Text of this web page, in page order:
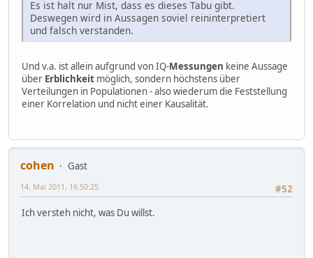
Es ist halt nur Mist, dass es dieses Tabu gibt.
Deswegen wird in Aussagen soviel reininterpretiert
und falsch verstanden.
Und v.a. ist allein aufgrund von IQ-Messungen keine Aussage
über Erblichkeit möglich, sondern höchstens über
Verteilungen in Populationen - also wiederum die Feststellung
einer Korrelation und nicht einer Kausalität.
cohen
Gast
#52
14. Mai 2011, 16:50:25
Ich versteh nicht, was Du willst.